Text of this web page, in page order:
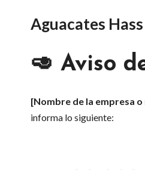
Aguacates
🥑 Aviso
[Nombre de la empresa o
informa lo siguiente: